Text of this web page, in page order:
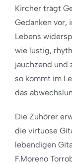
Kircher trägt
Gedanken vor,
Lebens
wie lustig,
jauchzend und
so kommt im
das
Die Zuhörer
die virtuose
lebendigen
F.Moreno